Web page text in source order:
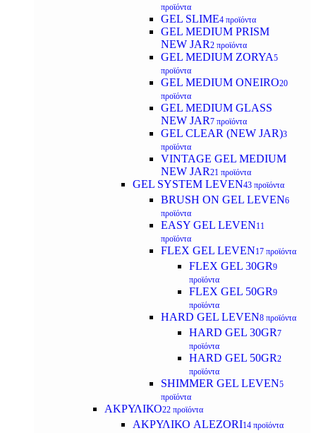
προϊόντα
GEL SLIME4 προϊόντα
GEL MEDIUM PRISM
NEW JAR2 προϊόντα
GEL MEDIUM ZORYA5
προϊόντα
GEL MEDIUM ONEIRO20
προϊόντα
GEL MEDIUM GLASS
NEW JAR7 προϊόντα
GEL CLEAR (NEW JAR)3
προϊόντα
VINTAGE GEL MEDIUM
NEW JAR21 προϊόντα
GEL SYSTEM LEVEN43 προϊόντα
BRUSH ON GEL LEVEN6
προϊόντα
EASY GEL LEVEN11
προϊόντα
FLEX GEL LEVEN17 προϊόντα
FLEX GEL 30GR9
προϊόντα
FLEX GEL 50GR9
προϊόντα
HARD GEL LEVEN8 προϊόντα
HARD GEL 30GR7
προϊόντα
HARD GEL 50GR2
προϊόντα
SHIMMER GEL LEVEN5
προϊόντα
ΑΚΡΥΛΙΚΟ22 προϊόντα
ΑΚΡΥΛΙΚΟ ALEZORI14 προϊόντα